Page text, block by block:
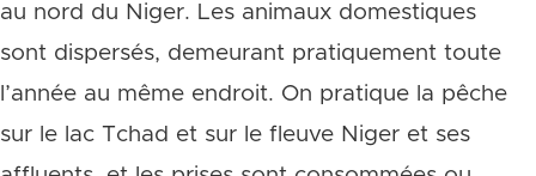
au nord du Niger. Les animaux domestiques
sont dispersés, demeurant pratiquement toute
l’année au même endroit. On pratique la pêche
sur le lac Tchad et sur le fleuve Niger et ses